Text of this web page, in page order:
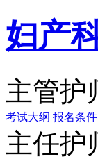
妇产
主管护
考试大纲 报名条件
主任护